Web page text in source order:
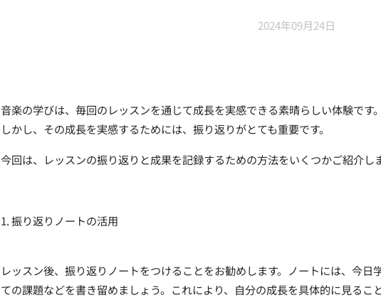
2024年09月24日
音楽の学びは、毎回のレッスンを通じて成長を実感できる素晴らしい体験です。
しかし、その成長を実感するためには、振り返りがとても重要です。
今回は、レッスンの振り返りと成果を記録するための方法をいくつかご紹介しま
1. 振り返りノートの活用
レッスン後、振り返りノートをつけることをお勧めします。ノートには、今日
ての課題などを書き留めましょう。これにより、自分の成長を具体的に見るこ